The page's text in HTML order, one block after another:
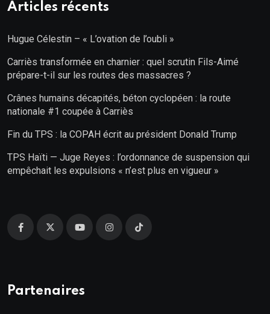
Articles récents
Hugue Célestin – « L’ovation de l’oubli »
Carriès transformée en charnier : quel scrutin Fils-Aimé
prépare-t-il sur les routes des massacres ?
Crânes humains décapités, béton cyclopéen : la route
nationale #1 coupée à Carriès
Fin du TPS : la COPAH écrit au président Donald Trump
TPS Haïti — Juge Reyes : l’ordonnance de suspension qui
empêchait les expulsions « n’est plus en vigueur »
Partenaires